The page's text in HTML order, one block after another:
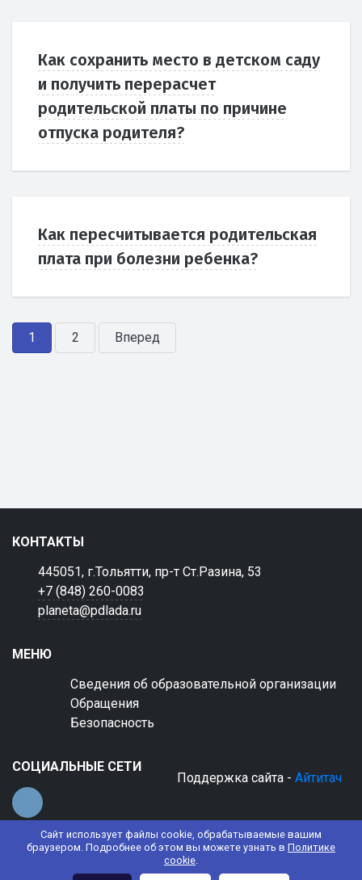
Сайт использует файлы cookie, обрабатываемые вашим
браузером. Подробнее об этом вы можете узнать в Политике
cookie.
Как сохранить место в детском саду
и получить перерасчет
родительской платы по причине
отпуска родителя?
Как пересчитывается родительская
плата при болезни ребенка?
1 2 Вперед
КОНТАКТЫ
445051, г.Тольятти, пр-т Ст.Разина, 53
+7 (848) 260-0083
planeta@pdlada.ru
МЕНЮ
Сведения об образовательной организации
Обращения
Безопасность
СОЦИАЛЬНЫЕ СЕТИ
Поддержка сайта - Айтитач